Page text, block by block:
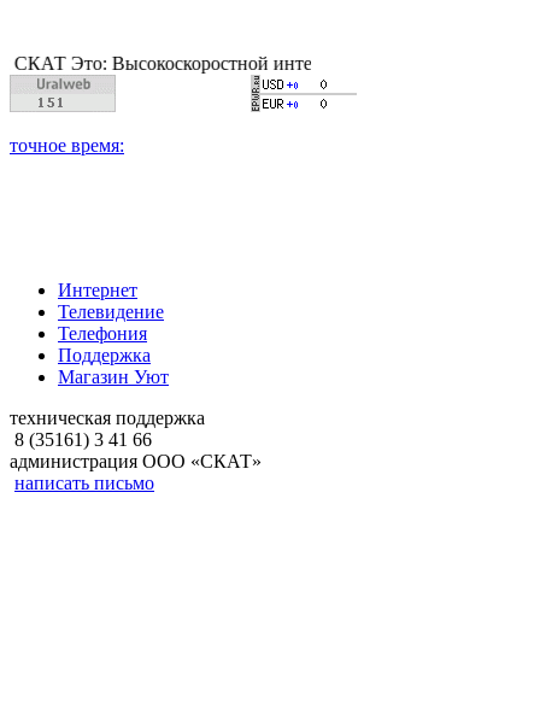
Высокоскоростной интернет, качественное цифровое и
Интернет
Телевидение
Телефония
Поддержка
Магазин Уют
техническая поддержка
8 (35161) 3 41 66
администрация ООО «СКАТ»
написать письмо